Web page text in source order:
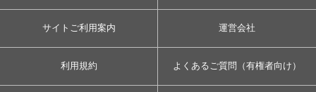
サイトご利用案内 運営会社
利用規約 よくあるご質問（有権者向け）